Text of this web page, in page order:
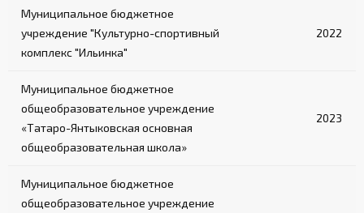
Муниципальное бюджетное
учреждение "Культурно-спортивный
комплекс "Ильинка"
2022
Муниципальное бюджетное
общеобразовательное учреждение
«Татаро-Янтыковская основная
общеобразовательная школа»
2023
Муниципальное бюджетное
общеобразовательное учреждение